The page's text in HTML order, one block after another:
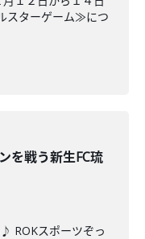
スターゲーム≫につ
を戦う新生FC琉
ROKスポーツぞっ